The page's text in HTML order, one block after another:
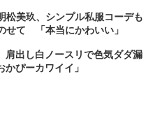
松美玖、シンプル私服コーデも
せて 「本当にかわいい」
肩出し白ノースリで色気ダダ漏
ぴーカワイイ」